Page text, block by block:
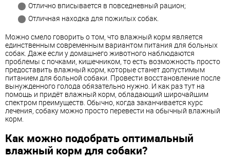
Отлично вписывается в повседневный рацион;
Отличная находка для пожилых собак.
Можно смело говорить о том, что влажный корм является
единственным современным вариантом питания для больных
собак. Даже если у домашнего животного наблюдаются
проблемы с почками, кишечником, то есть возможность просто
предоставить влажный корм, которые станет допустимым
питанием для больной собаки. Провести восстановление после
вынужденного голода обязательно нужно. И как раз тут на
помощь и придёт влажный корм, обладающий широчайшим
спектром преимуществ. Обычно, когда заканчивается курс
лечения, собаку можно просто перевести на обычный влажный
корм.
Как можно подобрать оптимальный
влажный корм для собаки?